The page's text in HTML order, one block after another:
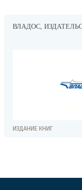
ВЛАДОС, ИЗДАТЕЛЬСТВО
ИЗДАНИЕ КНИГ